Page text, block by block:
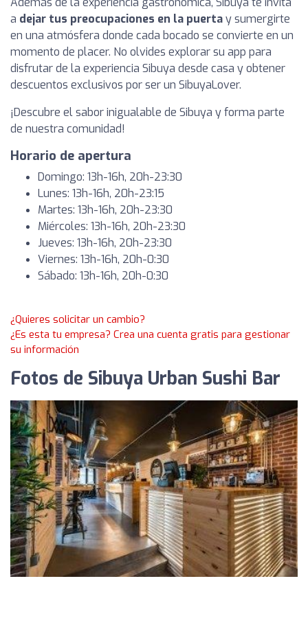
a dejar tus preocupaciones en la puertay sumergirte
en una atmósfera donde cada bocado se convierte en un
momento de placer. No olvides explorar su app para
disfrutar de la experiencia Sibuya desde casa y obtener
descuentos exclusivos por ser un SibuyaLover.
¡Descubre el sabor inigualable de Sibuya y forma parte
de nuestra comunidad!
Horario de apertura
Domingo: 13h-16h, 20h-23:30
Lunes: 13h-16h, 20h-23:15
Martes: 13h-16h, 20h-23:30
Miércoles: 13h-16h, 20h-23:30
Jueves: 13h-16h, 20h-23:30
Viernes: 13h-16h, 20h-0:30
Sábado: 13h-16h, 20h-0:30
¿Quieres solicitar un cambio?
¿Es esta tu empresa? Crea una cuenta gratis para gestionar
su información
Fotos de Sibuya Urban Sushi Bar